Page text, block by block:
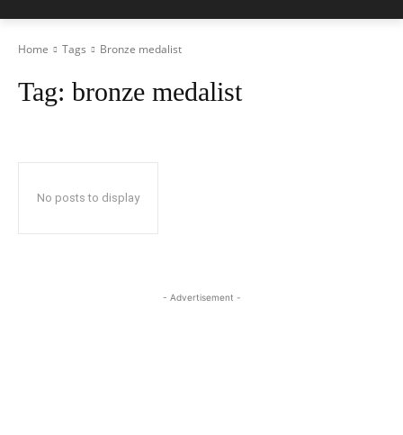
Home Tags Bronze medalist
Tag: bronze medalist
No posts to display
- Advertisement -